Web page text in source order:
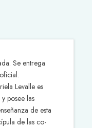
Se entrega
Levalle es
posee las
de esta
de las co-